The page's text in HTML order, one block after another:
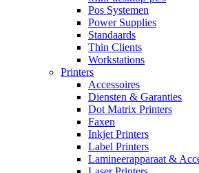
Pos Systemen
Power Supplies
Standaards
Thin Clients
Workstations
Printers
Accessoires
Diensten & Garanties
Dot Matrix Printers
Faxen
Inkjet Printers
Label Printers
Lamineerapparaat &